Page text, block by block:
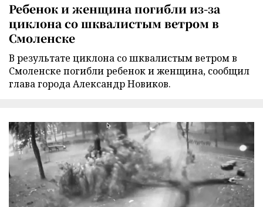
Ребенок и женщина погибли из-за
циклона со шквалистым ветром в
Смоленске
В результате циклона со шквалистым ветром в
Смоленске погибли ребенок и женщина, сообщил
глава города Александр Новиков.